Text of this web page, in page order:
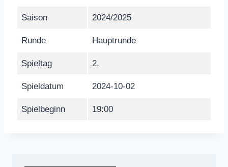
Saison 2024/2025
Runde Hauptrunde
Spieltag 2.
Spieldatum 2024-10-02
Spielbeginn 19:00